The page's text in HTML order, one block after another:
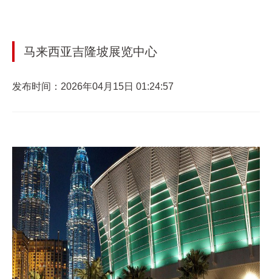
马来西亚吉隆坡展览中心
发布时间：2026年04月15日 01:24:57